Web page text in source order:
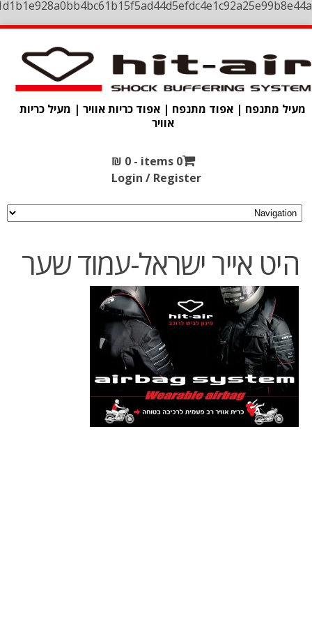
מעיל מתנפח | אפוד מתנפח | אפוד כריות אוויר | מעיל כריות
אוויר
0 items -
₪ 0
Login / Register
היט אייר ישראל-עמוד שער